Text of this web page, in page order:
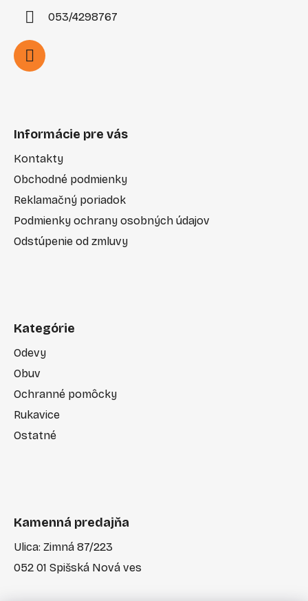
053/4298767
Informácie pre vás
Kontakty
Obchodné podmienky
Reklamačný poriadok
Podmienky ochrany osobných údajov
Odstúpenie od zmluvy
Kategórie
Odevy
Obuv
Ochranné pomôcky
Rukavice
Ostatné
Kamenná predajňa
Ulica: Zimná 87/223
052 01 Spišská Nová ves